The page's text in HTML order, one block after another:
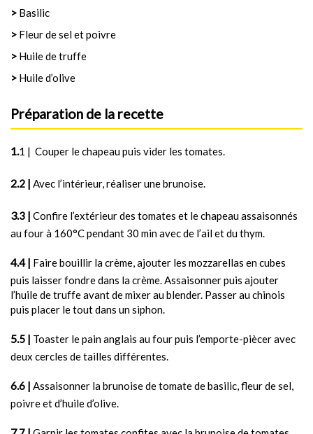
> Basilic
> Fleur de sel et poivre
> Huile de truffe
> Huile d’olive
Préparation de la recette
1 | Couper le chapeau puis vider les tomates.
2 | Avec l’intérieur, réaliser une brunoise.
3 | Confire l’extérieur des tomates et le chapeau assaisonnés
au four à 160°C pendant 30 min avec de l’ail et du thym.
4 | Faire bouillir la crème, ajouter les mozzarellas en cubes
puis laisser fondre dans la crème. Assaisonner puis ajouter
l’huile de truffe avant de mixer au blender. Passer au chinois
puis placer le tout dans un siphon.
5 | Toaster le pain anglais au four puis l’emporte-piècer avec
deux cercles de tailles différentes.
6 | Assaisonner la brunoise de tomate de basilic, fleur de sel,
poivre et d’huile d’olive.